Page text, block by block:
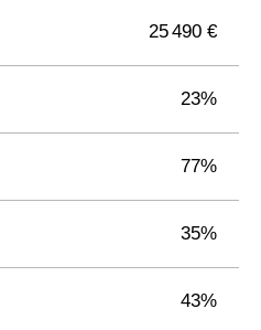
25 490 €
23%
77%
35%
43%